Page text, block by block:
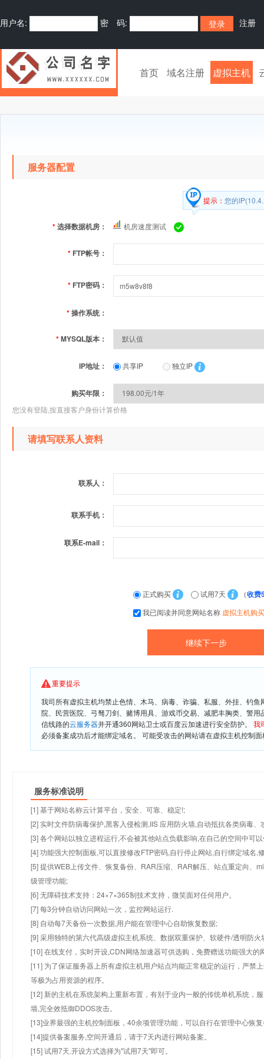
用户名: 密 码: 注册
首页 域名注册 虚拟主机
服务器配置
提示： 您的
*选择数据机房： 机房速度测试
* FTP帐号：
* FTP密码：
*操作系统：
*MYSQL版本：
IP地址： 共享IP 独立IP
购买年限：
您没有登陆,按直接客户身份计算价格
请填写联系人资料
联系人：
联系手机：
联系E-mail：
正式购买 试用7天 （收费
我已阅读并同意网站名称 虚拟主机购
重要提示
我司所有虚拟主机均禁止色情、木马、病毒、诈骗、私服、外挂、钓
院、民营医院、弓驽刀剑、赌博用具、游戏币交易、减肥丰胸类、警
信线路的云服务器并开通360网站卫士或百度云加速进行安全防护。 我
必须备案成功后才能绑定域名。 可能受攻击的网站请在虚拟主机控制
服务标准说明
[1] 基于网站名称云计算平台，安全、可靠、稳定!;
[2] 实时文件防病毒保护,黑客入侵检测,IIS 应用防火墙,自动抵抗各类病毒、
[3] 各个网站以独立进程运行,不会被其他站点负载影响,在自己的空间中可
[4] 功能强大控制面板,可以直接修改FTP密码,自行停止网站,自行绑定域名,
[5] 提供WEB上传文件、恢复备份、RAR压缩、RAR解压、站点重定向、
级管理功能;
[6] 无障碍技术支持：24×7×365制技术支持，微笑面对任何用户。
[7] 每3分钟自动访问网站一次，监控网站运行.
[8] 自动每7天备份一次数据,用户能在管理中心自助恢复数据;
[9] 采用独特的第六代高级虚拟主机系统、数据双重保护、软硬件/透明防火
[10] 在线支付，实时开设,CDN网络加速器可供选购，免费赠送功能强大
[11] 为了保证服务器上所有虚拟主机用户站点均能正常稳定的运行，严禁
等极为占用资源的程序。
[12] 新的主机在系统架构上重新布置，有别于业内一般的传统单机系统，
墙,完全效抵御DDOS攻击。
[13]业界最强的主机控制面板，40余项管理功能，可以自行在管理中心恢
[14]提供备案服务,空间开通后，请于7天内进行网站备案。
[15] 试用7天.开设方式选择为"试用7天"即可。